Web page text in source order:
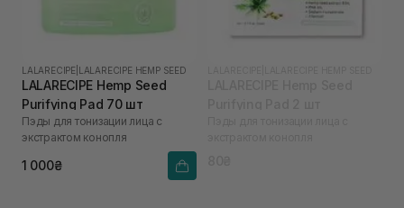
LALARECIPE LALARECIPE HEMP SEED
LALARECIPE Hemp Seed
Purifying Pad 70 шт
Пэды для тонизации лица с
экстрактом конопля
1 000₴